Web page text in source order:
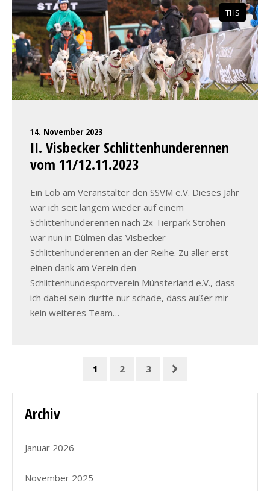
THS
14. November 2023
II. Visbecker Schlittenhunderennen
vom 11/12.11.2023
Ein Lob am Veranstalter den SSVM e.V. Dieses Jahr
war ich seit langem wieder auf einem
Schlittenhunderennen nach 2x Tierpark Ströhen
war nun in Dülmen das Visbecker
Schlittenhunderennen an der Reihe. Zu aller erst
einen dank am Verein den
Schlittenhundesportverein Münsterland e.V., dass
ich dabei sein durfte nur schade, dass außer mir
kein weiteres Team…
1 2 3
Archiv
Januar 2026
November 2025